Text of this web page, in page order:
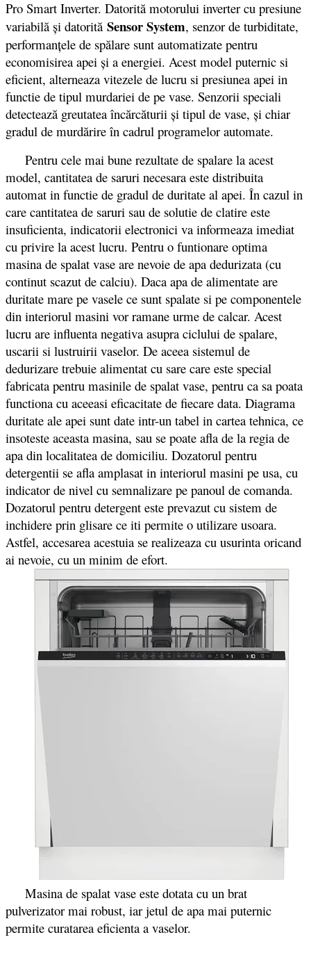
Pro Smart Inverter. Datorită motorului inverter cu presiune
variabilă şi datorită Sensor System, senzor de turbiditate,
performanţele de spălare sunt automatizate pentru
economisirea apei şi a energiei. Acest model puternic si
eficient, alterneaza vitezele de lucru si presiunea apei in
functie de tipul murdariei de pe vase. Senzorii speciali
detectează greutatea încărcăturii și tipul de vase, și chiar
gradul de murdărire în cadrul programelor automate.
Pentru cele mai bune rezultate de spalare la acest
model, cantitatea de saruri necesara este distribuita
automat in functie de gradul de duritate al apei. În cazul in
care cantitatea de saruri sau de solutie de clatire este
insuficienta, indicatorii electronici va informeaza imediat
cu privire la acest lucru. Pentru o funtionare optima
masina de spalat vase are nevoie de apa dedurizata (cu
continut scazut de calciu). Daca apa de alimentate are
duritate mare pe vasele ce sunt spalate si pe componentele
din interiorul masini vor ramane urme de calcar. Acest
lucru are influenta negativa asupra ciclului de spalare,
uscarii si lustruirii vaselor. De aceea sistemul de
dedurizare trebuie alimentat cu sare care este special
fabricata pentru masinile de spalat vase, pentru ca sa poata
functiona cu aceeasi eficacitate de fiecare data. Diagrama
duritate ale apei sunt date intr-un tabel in cartea tehnica, ce
insoteste aceasta masina, sau se poate afla de la regia de
apa din localitatea de domiciliu. Dozatorul pentru
detergentii se afla amplasat in interiorul masini pe usa, cu
indicator de nivel cu semnalizare pe panoul de comanda.
Dozatorul pentru detergent este prevazut cu sistem de
inchidere prin glisare ce iti permite o utilizare usoara.
Astfel, accesarea acestuia se realizeaza cu usurinta oricand
ai nevoie, cu un minim de efort.
Masina de spalat vase este dotata cu un brat
pulverizator mai robust, iar jetul de apa mai puternic
permite curatarea eficienta a vaselor.